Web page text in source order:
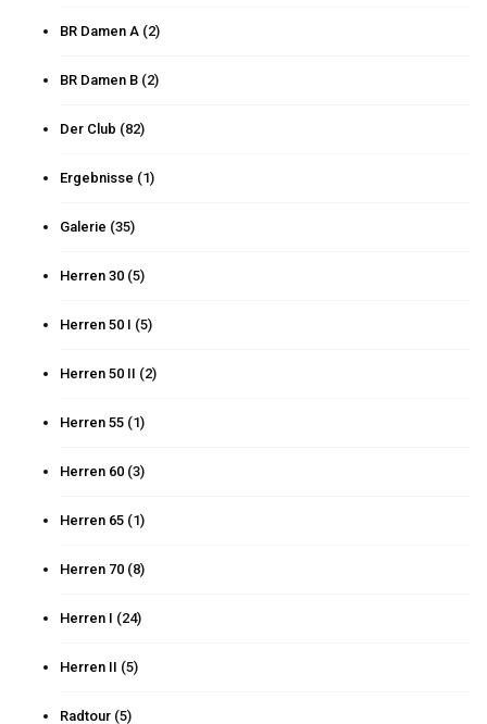
BR Damen A (2)
BR Damen B (2)
Der Club (82)
Ergebnisse (1)
Galerie (35)
Herren 30 (5)
Herren 50 I (5)
Herren 50 II (2)
Herren 55 (1)
Herren 60 (3)
Herren 65 (1)
Herren 70 (8)
Herren I (24)
Herren II (5)
Radtour (5)